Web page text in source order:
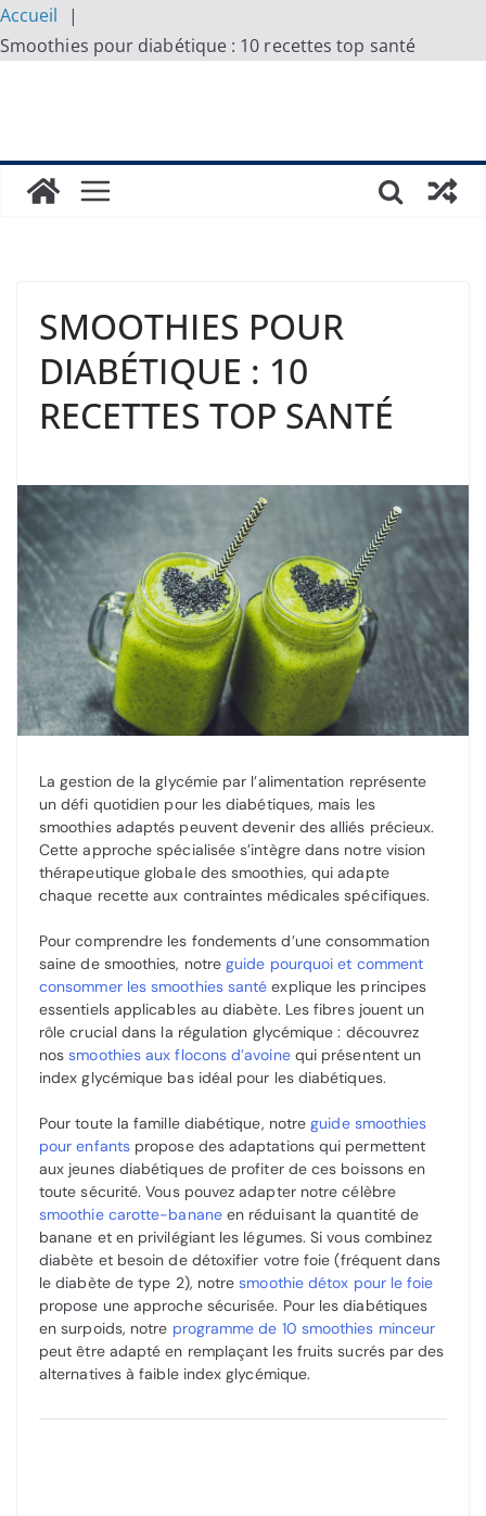
Accueil
Smoothies pour diabétique : 10 recettes top santé
SMOOTHIES POUR
DIABÉTIQUE : 10
RECETTES TOP SANTÉ
La gestion de la glycémie par l’alimentation représente
un défi quotidien pour les diabétiques, mais les
smoothies adaptés peuvent devenir des alliés précieux.
Cette approche spécialisée s’intègre dans notre vision
thérapeutique globale des smoothies, qui adapte
chaque recette aux contraintes médicales spécifiques.
Pour comprendre les fondements d’une consommation
saine de smoothies, notreguide pourquoi et comment
consommer les smoothies santé explique les principes
essentiels applicables au diabète. Les fibres jouent un
rôle crucial dans la régulation glycémique : découvrez
nos smoothies aux flocons d’avoinequi présentent un
index glycémique bas idéal pour les diabétiques.
Pour toute la famille diabétique, notreguide smoothies
pour enfantspropose des adaptations qui permettent
aux jeunes diabétiques de profiter de ces boissons en
toute sécurité. Vous pouvez adapter notre célèbre
smoothie carotte-bananeen réduisant la quantité de
banane et en privilégiant les légumes. Si vous combinez
diabète et besoin de détoxifier votre foie (fréquent dans
le diabète de type 2), notresmoothie détox pour le foie
propose une approche sécurisée. Pour les diabétiques
en surpoids, notre programme de 10 smoothies minceur
peut être adapté en remplaçant les fruits sucrés par des
alternatives à faible index glycémique.